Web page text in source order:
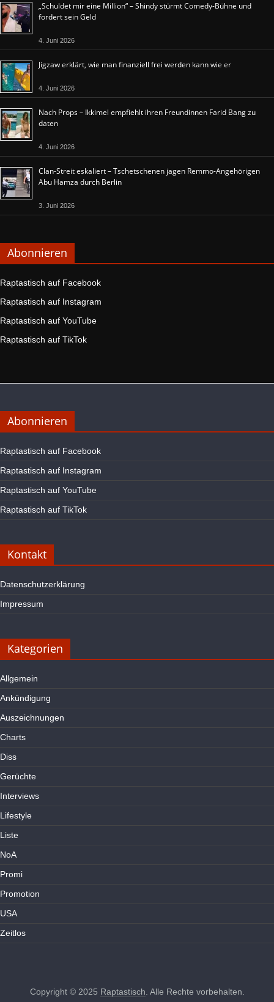
„Schuldet mir eine Million“ – Shindy stürmt Comedy-Bühne und
fordert sein Geld
4. Juni 2026
Jigzaw erklärt, wie man finanziell frei werden kann wie er
4. Juni 2026
Nach Props – Ikkimel empfiehlt ihren Freundinnen Farid Bang zu
daten
4. Juni 2026
Clan-Streit eskaliert – Tschetschenen jagen Remmo-Angehörigen
Abu Hamza durch Berlin
3. Juni 2026
Abonnieren
Raptastisch auf Facebook
Raptastisch auf Instagram
Raptastisch auf YouTube
Raptastisch auf TikTok
Abonnieren
Raptastisch auf Facebook
Raptastisch auf Instagram
Raptastisch auf YouTube
Raptastisch auf TikTok
Kontakt
Datenschutzerklärung
Impressum
Kategorien
Allgemein
Ankündigung
Auszeichnungen
Charts
Diss
Gerüchte
Interviews
Lifestyle
Liste
NoA
Promi
Promotion
USA
Zeitlos
Copyright © 2025 Raptastisch . Alle Rechte vorbehalten.